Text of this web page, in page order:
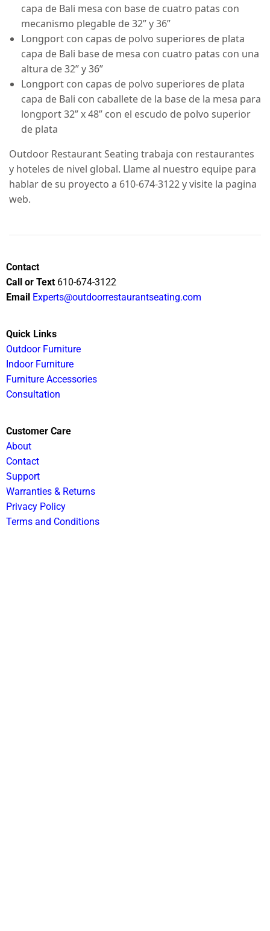
capa de Bali mesa con base de cuatro patas con
mecanismo plegable de 32” y 36”
Longport con capas de polvo superiores de plata
capa de Bali base de mesa con cuatro patas con una
altura de 32” y 36”
Longport con capas de polvo superiores de plata
capa de Bali con caballete de la base de la mesa para
longport 32” x 48” con el escudo de polvo superior
de plata
Outdoor Restaurant Seating trabaja con restaurantes
y hoteles de nivel global. Llame al nuestro equipe para
hablar de su proyecto a 610-674-3122 y visite la pagina
web.
Contact
Call or Text 610-674-3122
Email Experts@outdoorrestaurantseating.com
Quick Links
Outdoor Furniture
Indoor Furniture
Furniture Accessories
Consultation
Customer Care
About
Contact
Support
Warranties & Returns
Privacy Policy
Terms and Conditions